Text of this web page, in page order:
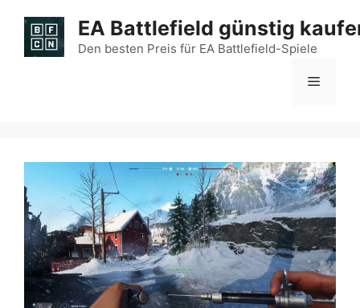
Inhalt
springen
EA Battlefield günstig
Den besten Preis für EA Battlefield-Spiele
Menü